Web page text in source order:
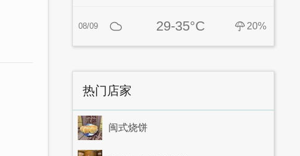
08/09 29-35°C 20%
热门店家
闽式烧饼